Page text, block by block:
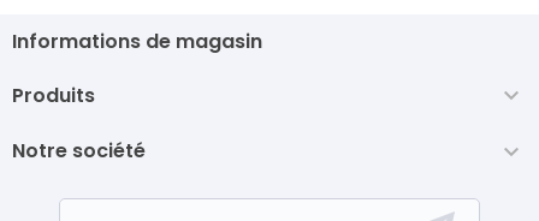
Informations de magasin
Produits

Notre société 